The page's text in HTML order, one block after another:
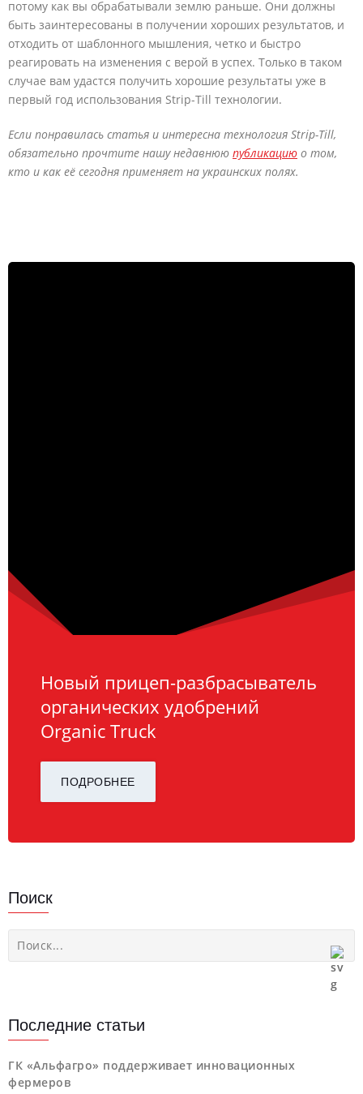
потому как вы обрабатывали землю раньше. Они должны
быть заинтересованы в получении хороших результатов, и
отходить от шаблонного мышления, четко и быстро
реагировать на изменения с верой в успех. Только в таком
случае вам удастся получить хорошие результаты уже в
первый год использования Strip-Till технологии.
Если понравилась статья и интересна технология Strip-Till,
обязательно прочтите нашу недавнюю публикацию о том,
кто и как её сегодня применяет на украинских полях.
Новый прицеп-разбрасыватель
органических удобрений
Organic Truck
ПОДРОБНЕЕ
Поиск
Последние статьи
ГК «Альфагро» поддерживает инновационных
фермеров